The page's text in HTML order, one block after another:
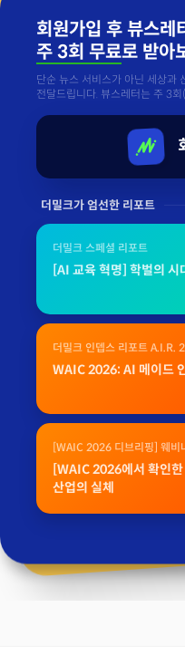
회원가입 후 뷰스레
주 3회 무료로 받아
단순 뉴스 서비스가 아닌 세상과
전달드립니다. 뷰스레터는 주 3
더밀크가 엄선한 리포트
더밀크 스페셜 리포트
[AI 교육 혁명] 학벌의 시
더밀크 인뎁스 리포트 A.I.R.
WAIC 2026: AI 메이드
[WAIC 2026 디브리핑] 웨비
[WAIC 2026에서 확인
산업의 실체